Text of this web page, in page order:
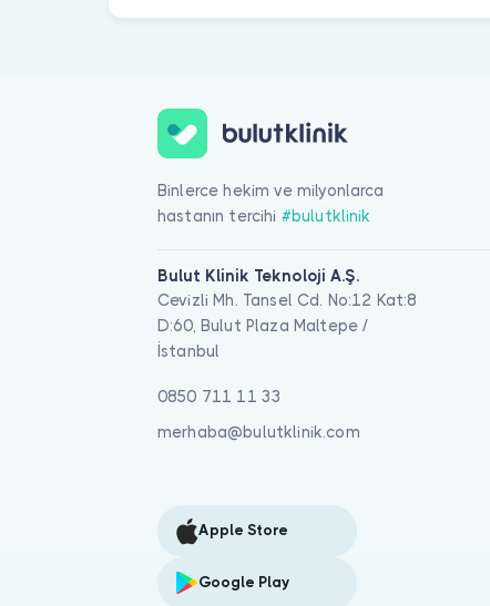
Binlerce hekim ve milyonlarca
hastanın tercihi #bulutklinik
Bulut Klinik Teknoloji A.Ş.
Cevizli Mh. Tansel Cd. No:12 Kat:8
D:60, Bulut Plaza Maltepe /
İstanbul
0850 711 11 33
merhaba@bulutklinik.com
Apple Store
Google Play